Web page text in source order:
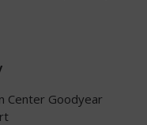
Center Goodyear